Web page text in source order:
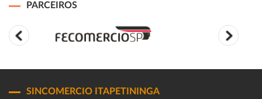
PARCEIROS
SINCOMERCIO ITAPETININGA